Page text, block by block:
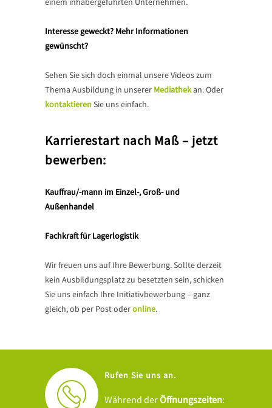
Interesse geweckt? Mehr Informationen
gewünscht?
Sehen Sie sich doch einmal unsere Videos zum
Thema Ausbildung in unserer Mediathekan. Oder
kontaktierenSie uns einfach.
Karrierestart nach Maß – jetzt
bewerben:
Kauffrau/-mann im Einzel-, Groß- und
Außenhandel
Fachkraft für Lagerlogistik
Wir freuen uns auf Ihre Bewerbung. Sollte derzeit
kein Ausbildungsplatz zu besetzten sein, schicken
Sie uns einfach Ihre Initiativbewerbung – ganz
gleich, ob per Post oderonline.
Rufen Sie uns an.
Während derÖffnungszeiten: